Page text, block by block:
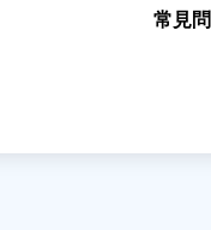
常見